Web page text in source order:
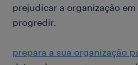
prejudicar a organização em
progredir.
prepara a sua organização